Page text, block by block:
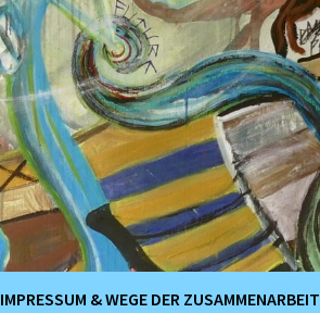
IMPRESSUM & WEGE DER ZUSAMMENARBEIT